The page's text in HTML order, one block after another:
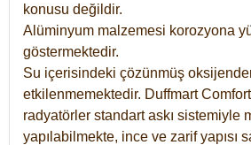
konusu değildir.
Alüminyum malzemesi korozyona
göstermektedir.
Su içerisindeki çözünmüş
etkilenmemektedir. DuffmartComfort
radyatörler standart askı sistemiyle
yapılabilmekte, ince ve zarif yapısı